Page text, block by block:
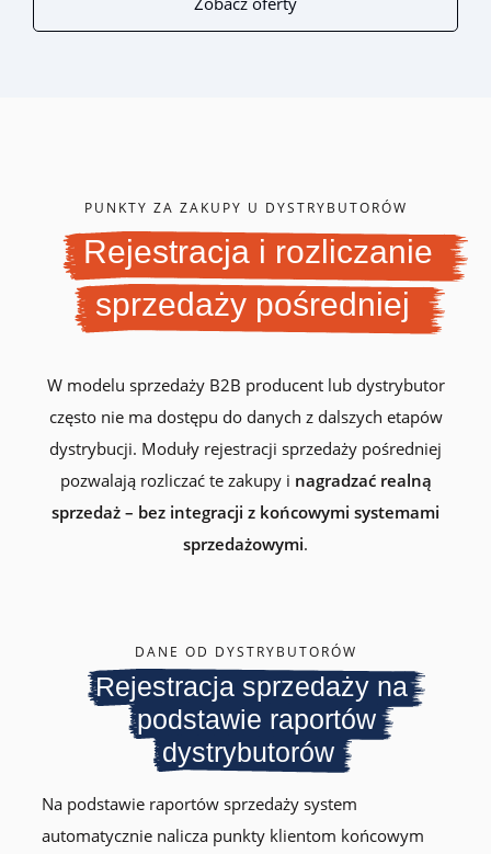
PUNKTY ZA ZAKUPY U DYSTRYBUTORÓW
Rejestracja i rozliczanie
sprzedaży pośredniej
W modelu sprzedaży B2B producent lub dystrybutor
często nie ma dostępu do danych z dalszych etapów
dystrybucji. Moduły rejestracji sprzedaży pośredniej
pozwalają rozliczać te zakupy i nagradzać realną
sprzedaż – bez integracji z końcowymi systemami
sprzedażowymi.
DANE OD DYSTRYBUTORÓW
Rejestracja sprzedaży na
podstawie raportów
dystrybutorów
Na podstawie raportów sprzedaży system
automatycznie nalicza punkty klientom końcowym